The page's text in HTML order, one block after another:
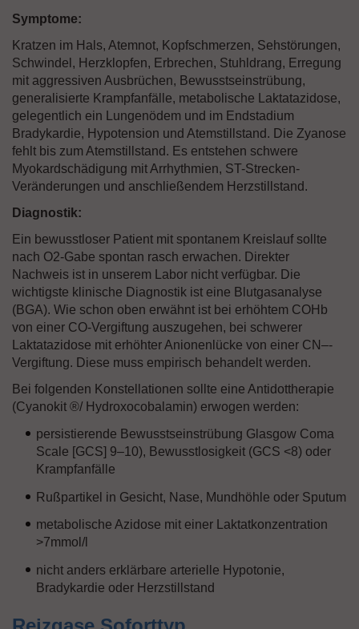
Symptome:
Kratzen im Hals, Atemnot, Kopfschmerzen, Sehstörungen,
Schwindel, Herzklopfen, Erbrechen, Stuhldrang, Erregung
mit aggressiven Ausbrüchen, Bewusstseinstrübung,
generalisierte Krampfanfälle, metabolische Laktatazidose,
gelegentlich ein Lungenödem und im Endstadium
Bradykardie, Hypotension und Atemstillstand. Die Zyanose
fehlt bis zum Atemstillstand. Es entstehen schwere
Myokardschädigung mit Arrhythmien, ST-Strecken-
Veränderungen und anschließendem Herzstillstand.
Diagnostik:
Ein bewusstloser Patient mit spontanem Kreislauf sollte
nach O2-Gabe spontan rasch erwachen. Direkter
Nachweis ist in unserem Labor nicht verfügbar. Die
wichtigste klinische Diagnostik ist eine Blutgasanalyse
(BGA). Wie schon oben erwähnt ist bei erhöhtem COHb
von einer CO-Vergiftung auszugehen, bei schwerer
Laktatazidose mit erhöhter Anionenlücke von einer CN–-
Vergiftung. Diese muss empirisch behandelt werden.
Bei folgenden Konstellationen sollte eine Antidottherapie
(Cyanokit ®/ Hydroxocobalamin) erwogen werden:
persistierende Bewusstseinstrübung Glasgow Coma
Scale [GCS] 9–10), Bewusstlosigkeit (GCS <8) oder
Krampfanfälle
Rußpartikel in Gesicht, Nase, Mundhöhle oder Sputum
metabolische Azidose mit einer Laktatkonzentration
>7mmol/l
nicht anders erklärbare arterielle Hypotonie,
Bradykardie oder Herzstillstand